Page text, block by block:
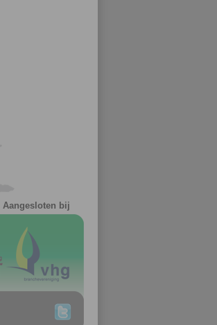
Aangesloten bij